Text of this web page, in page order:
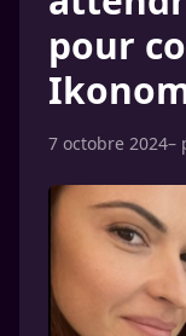
pour
7 octobre 2024–